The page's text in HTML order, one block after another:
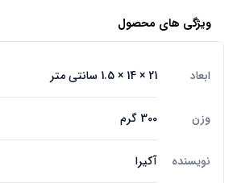
ویژگی های محصول
ابعاد 21 × 14 × 1.5 سانتی متر
وزن 300 گرم
نویسنده آکیرا